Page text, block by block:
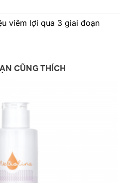
viêm lợi qua 3 giai đoạn
CŨNG THÍCH